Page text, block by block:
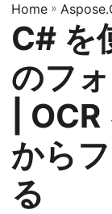
ョ
ン
切
え
Home »
C# を
のフ
|
から
る